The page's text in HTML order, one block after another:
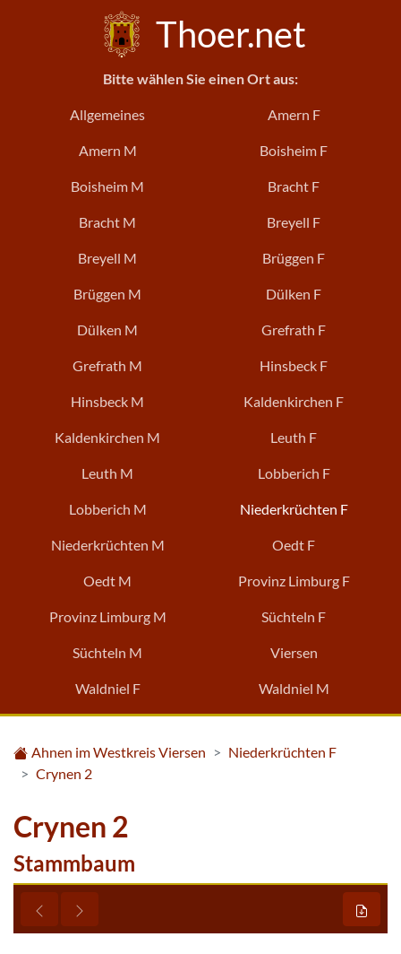
Thoer.net
Bitte wählen Sie einen Ort aus:
Allgemeines Amern F
Amern M Boisheim F
Boisheim M Bracht F
Bracht M Breyell F
Breyell M Brüggen F
Brüggen M Dülken F
Dülken M Grefrath F
Grefrath M Hinsbeck F
Hinsbeck M Kaldenkirchen F
Kaldenkirchen M Leuth F
Leuth M Lobberich F
Lobberich M Niederkrüchten F
Niederkrüchten M Oedt F
Oedt M Provinz Limburg F
Provinz Limburg M Süchteln F
Süchteln M Viersen
Waldniel F Waldniel M
Ahnen im Westkreis Viersen
Niederkrüchten F
Crynen 2
Crynen 2
Stammbaum